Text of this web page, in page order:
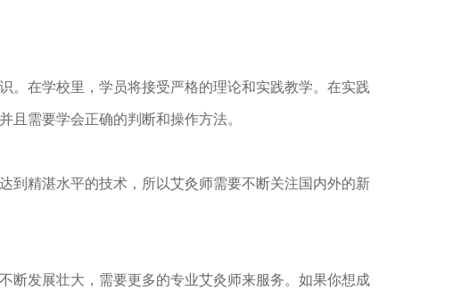
。在学校里，学员将接受严格的理论和实践教学。在实践
需要学会正确的判断和操作方法。
到精湛水平的技术，所以艾灸师需要不断关注国内外的新
断发展壮大，需要更多的专业艾灸师来服务。如果你想成